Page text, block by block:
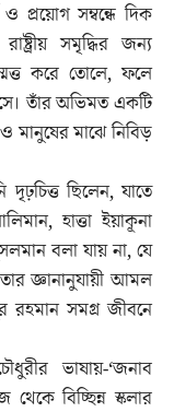
প্রয়োগ সম্বন্ধে দিক
সমৃদ্ধির জন্য
করে তোলে, ফলে
তাঁর অভিমত একটি
ও মানুষের মাঝে নিবিড়
ছিলেন, যাতে
হাত্তা ইয়াকূনা
বলা যায় না, যে
জ্ঞানানুযায়ী আমল
রহমান সমগ্র জীবনে
ভাষায়-‘জনাব
বিচ্ছিন্ন স্কলার